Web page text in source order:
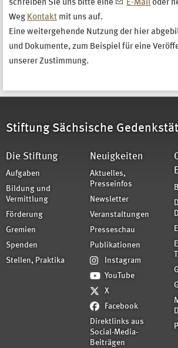
schreiben Sie uns bitte eine
E-Mail oder
Weg Kontakt mit uns auf.
Eine weitergehende Nutzung der hier
und Dokumente, zum Beispiel für eine
unserer Zustimmung.
Stiftung Sächsische
Die Stiftung
Aufgaben
Bildung und
Vermittlung
Förderung
Gremien
Spenden
Stellen, Praktika
Neuigkeiten
Aktuelles,
Presseinfos
Newsletter
Veranstaltungen
Presseschau
Publikationen
Instagram
YouTube
X
Facebook
Direktlinks aus
Social-Media-
Beiträgen